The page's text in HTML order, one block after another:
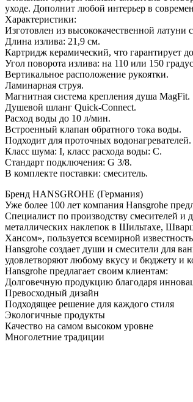
уходе. Дополнит любой интерьер в
Характеристики:
Изготовлен из высококачественной
Длина излива: 21,9 см.
Картридж керамический, что гарантирует
Угол поворота излива: на 110 или 150
Вертикальное расположение рукоятки.
Ламинарная струя.
Магнитная система крепления душа MagFit.
Душевой шланг Quick-Connect.
Расход воды до 10 л/мин.
Встроенный клапан обратного тока воды.
Подходит для проточных водонагревателей.
Класс шума: I, класс расхода воды: C.
Стандарт подключения: G 3/8.
В комплекте поставки: смеситель.
Бренд HANSGROHE (Германия)
Уже более 100 лет компания Hansgrohe
Специалист по производству смесителей и
металлических наклепок в Шильтахе,
Хансом», пользуется всемирной
Hansgrohe создает души и смесители для
удовлетворяют любому вкусу и бюджету и
Hansgrohe предлагает своим клиентам:
Долговечную продукцию благодаря
Превосходный дизайн
Подходящее решение для каждого стиля
Экологичные продукты
Качество на самом высоком уровне
Многолетние традиции